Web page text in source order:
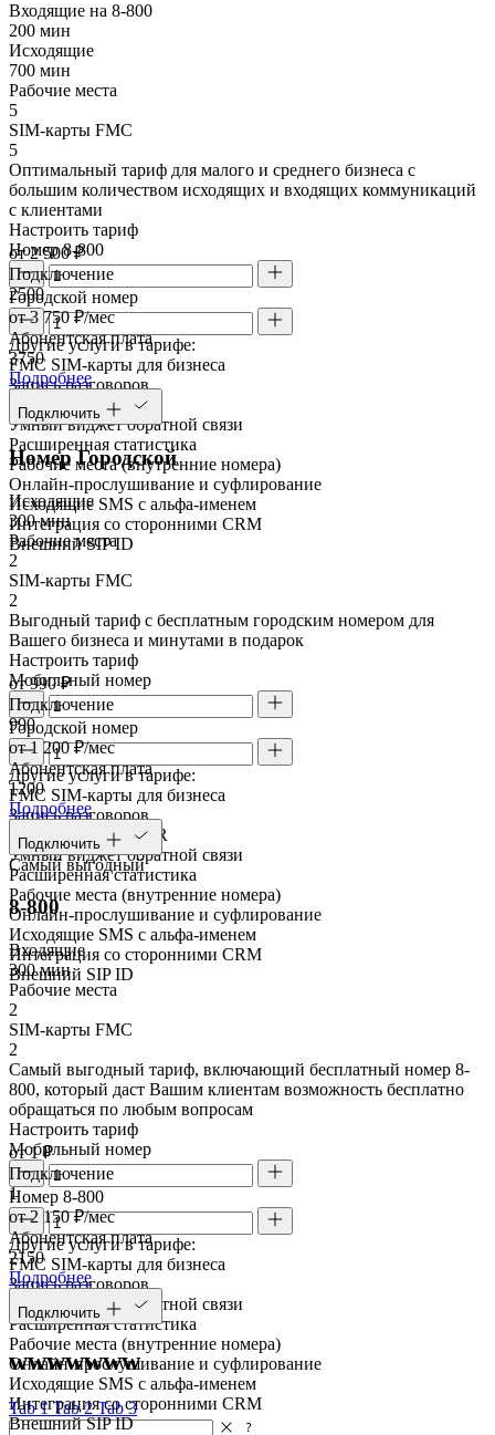
Входящие на 8-800
200 мин
Исходящие
700 мин
Рабочие места
5
SIM-карты FMC
5
Оптимальный тариф для малого и среднего бизнеса с
большим количеством исходящих и входящих коммуникаций
с клиентами
Настроить тариф
Номер 8-800
Городской номер
Другие услуги в тарифе:
FMC SIM-карты для бизнеса
Запись разговоров
Речевая аналитика
Умный виджет обратной связи
Расширенная статистика
Рабочие места (внутренние номера)
Онлайн-прослушивание и суфлирование
Исходящие SMS с альфа-именем
Интеграция со сторонними CRM
Внешний SIP ID
от 2 500 ₽
Подключение
2500
от 3 750 ₽/мес
Абонентская плата
3750
Подробнее
Подключить
Номер Городской
Исходящие
300 мин
Рабочие места
2
SIM-карты FMC
2
Выгодный тариф с бесплатным городским номером для
Вашего бизнеса и минутами в подарок
Настроить тариф
Мобильный номер
Городской номер
Другие услуги в тарифе:
FMC SIM-карты для бизнеса
Запись разговоров
Голосовое меню IVR
Умный виджет обратной связи
Расширенная статистика
Рабочие места (внутренние номера)
Онлайн-прослушивание и суфлирование
Исходящие SMS с альфа-именем
Интеграция со сторонними CRM
Внешний SIP ID
от 990 ₽
Подключение
990
от 1 200 ₽/мес
Абонентская плата
1200
Подробнее
Подключить
Самый выгодный
8-800
Входящие
300 мин
Рабочие места
2
SIM-карты FMC
2
Самый выгодный тариф, включающий бесплатный номер 8-
800, который даст Вашим клиентам возможность бесплатно
обращаться по любым вопросам
Настроить тариф
Мобильный номер
Номер 8-800
Другие услуги в тарифе:
FMC SIM-карты для бизнеса
Запись разговоров
Умный виджет обратной связи
Расширенная статистика
Рабочие места (внутренние номера)
Онлайн-прослушивание и суфлирование
Исходящие SMS с альфа-именем
Интеграция со сторонними CRM
Внешний SIP ID
от 1 ₽
Подключение
1
от 2 150 ₽/мес
Абонентская плата
2150
Подробнее
Подключить
wwwwwww
Tab 1Tab 2Tab 3